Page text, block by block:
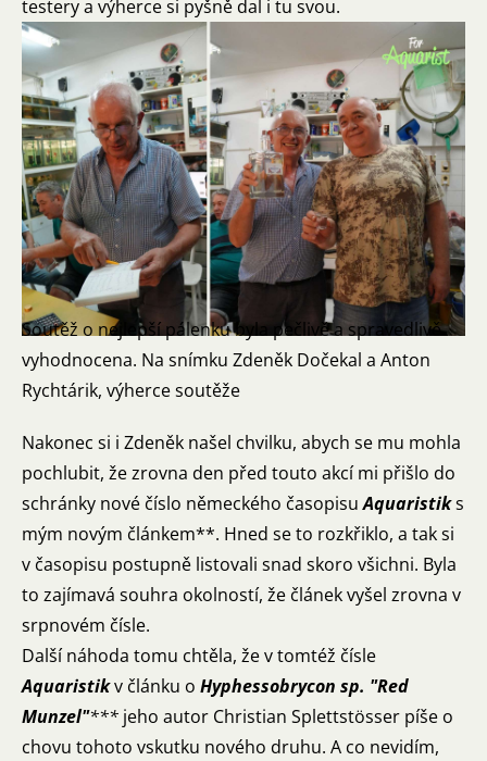
testery a výherce si pyšně dal i tu svou.
Soutěž o nejlepší pálenku byla pečlivě a spravedlivě
vyhodnocena. Na snímku Zdeněk Dočekal a Anton
Rychtárik, výherce soutěže
Nakonec si i Zdeněk našel chvilku, abych se mu mohla
pochlubit, že zrovna den před touto akcí mi přišlo do
schránky nové číslo německého časopisuAquaristiks
mým novým článkem**. Hned se to rozkřiklo, a tak si
v časopisu postupně listovali snad skoro všichni. Byla
to zajímavá souhra okolností, že článek vyšel zrovna v
srpnovém čísle.
Další náhoda tomu chtěla, že v tomtéž čísle
Aquaristikv článku o Hyphessobrycon sp. "Red
Munzel"*** jeho autor Christian Splettstösser píše o
chovu tohoto vskutku nového druhu. A co nevidím,